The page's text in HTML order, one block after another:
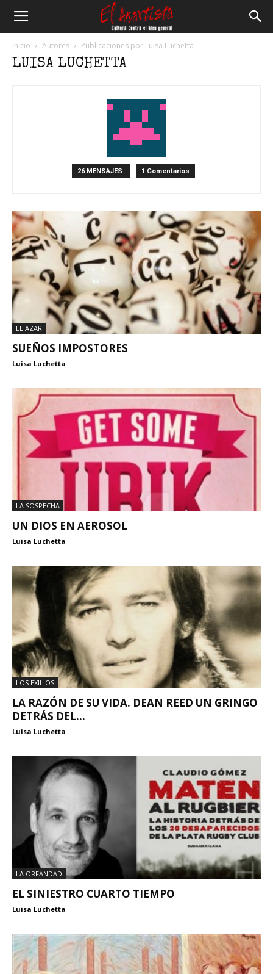
Inicio Autores Publicaciones por Luisa Luchetta
LUISA LUCHETTA
26 MENSAJES 1 Comentarios
EL AZAR
SUEÑOS IMPOSTORES
Luisa Luchetta
LA SOSPECHA
UN DIOS EN AEROSOL
Luisa Luchetta
LOS EXILIOS
LA RAZÓN DE SU VIDA. DEAN REED UN GRINGO
DETRÁS DEL...
Luisa Luchetta
LA ORFANDAD
EL SINIESTRO CUARTO TIEMPO
Luisa Luchetta